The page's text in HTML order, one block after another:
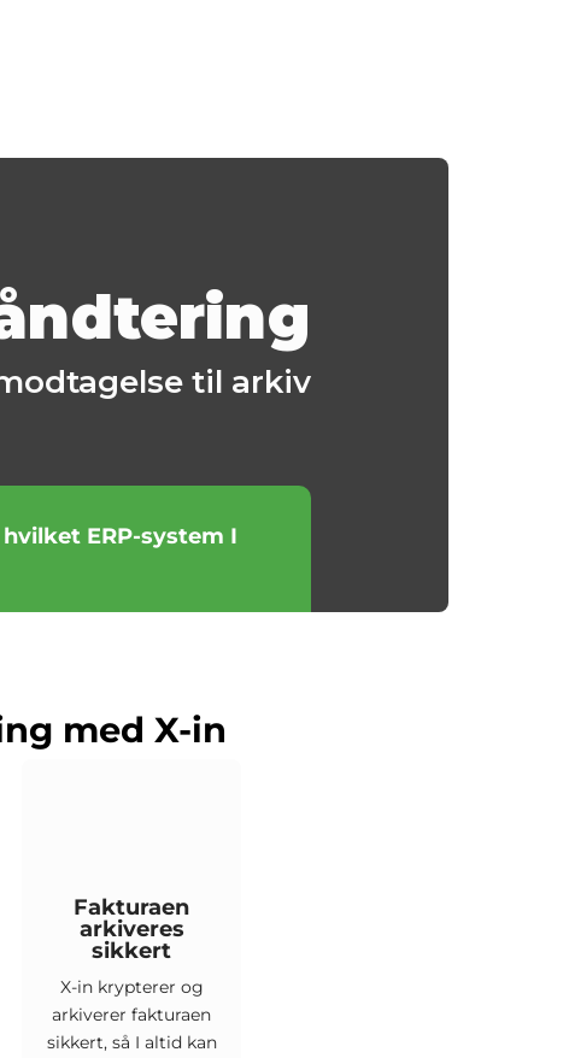
til arkiv
ERP-system I
med X-in
Fakturaen
arkiveres
sikkert
X-in krypterer og
arkiverer fakturaen
sikkert, så I altid kan